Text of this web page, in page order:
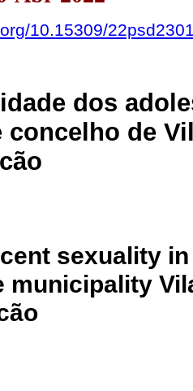
10.15309/
dos
concelho de
sexuality
municipality